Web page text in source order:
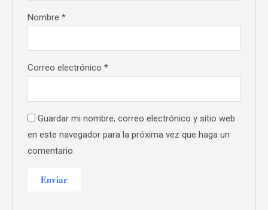
Nombre*
Correo electrónico*
Guardar mi nombre, correo electrónico y sitio web
en este navegador para la próxima vez que haga un
comentario.